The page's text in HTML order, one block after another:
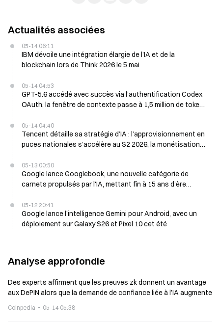
Actualités associées
05-14 06:11
IBM dévoile une intégration élargie de l’IA et de la
blockchain lors de Think 2026 le 5 mai
05-14 04:53
GPT-5.6 accédé avec succès via l’authentification Codex
OAuth, la fenêtre de contexte passe à 1,5 million de tokens
05-14 04:40
Tencent détaille sa stratégie d’IA : l’approvisionnement en
puces nationales s’accélère au S2 2026, la monétisation
05-13 00:50
Google lance Googlebook, une nouvelle catégorie de
carnets propulsés par l'IA, mettant fin à 15 ans d’ère
05-12 20:41
Google lance l’intelligence Gemini pour Android, avec un
déploiement sur Galaxy S26 et Pixel 10 cet été
Analyse approfondie
Des experts affirment que les preuves zk donnent un avantage
aux DePIN alors que la demande de confiance liée à l’IA augmente
Coinpedia 05-14 05:38